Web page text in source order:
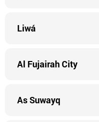
Liwá
Al Fujairah City
As Suwayq